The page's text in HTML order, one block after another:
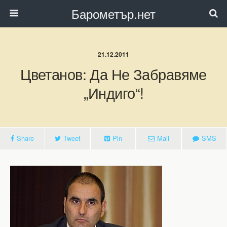
Барометър.нет
21.12.2011
Цветанов: Да Не Забравяме
„Индиго“!
Share Tweet Pin Mail SMS